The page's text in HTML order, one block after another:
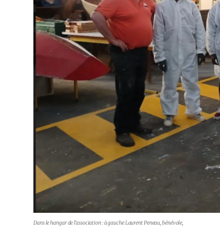
Dans le hangar de l’association : à gauche Laurent Peneau, bénévole,